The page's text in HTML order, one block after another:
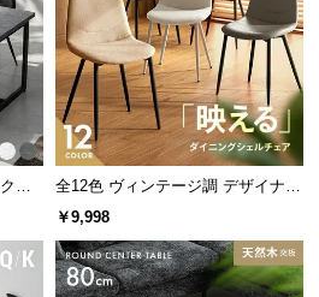
フ
掛
全12色 ヴィンテージ調 デザイナー
ズシェルチェア
￥9,998